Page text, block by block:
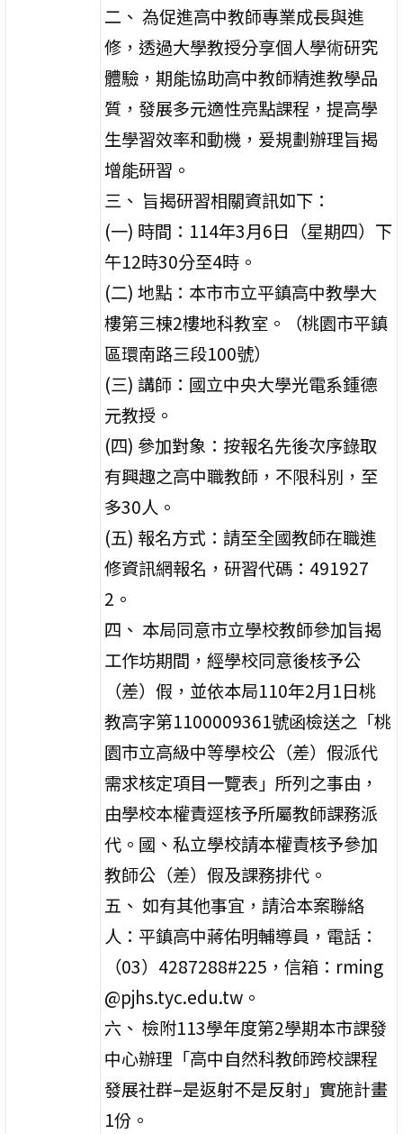
二、 為促進高中教師專業成長與進
修，透過大學教授分享個人學術研究
體驗，期能協助高中教師精進教學品
質，發展多元適性亮點課程，提高學
生學習效率和動機，爰規劃辦理旨揭
增能研習。
三、 旨揭研習相關資訊如下：
(一) 時間：114年3月6日（星期四）下
午12時30分至4時。
(二) 地點：本市市立平鎮高中教學大
樓第三棟2樓地科教室。（桃園市平鎮
區環南路三段100號）
(三) 講師：國立中央大學光電系鍾德
元教授。
(四) 參加對象：按報名先後次序錄取
有興趣之高中職教師，不限科別，至
多30人。
(五) 報名方式：請至全國教師在職進
修資訊網報名，研習代碼：491927
2。
四、 本局同意市立學校教師參加旨揭
工作坊期間，經學校同意後核予公
（差）假，並依本局110年2月1日桃
教高字第1100009361號函檢送之「桃
園市立高級中等學校公（差）假派代
需求核定項目一覽表」所列之事由，
由學校本權責逕核予所屬教師課務派
代。國、私立學校請本權責核予參加
教師公（差）假及課務排代。
五、 如有其他事宜，請洽本案聯絡
人：平鎮高中蔣佑明輔導員，電話：
（03）4287288#225，信箱：rming
@pjhs.tyc.edu.tw。
六、 檢附113學年度第2學期本市課發
中心辦理「高中自然科教師跨校課程
發展社群–是返射不是反射」實施計畫
1份。